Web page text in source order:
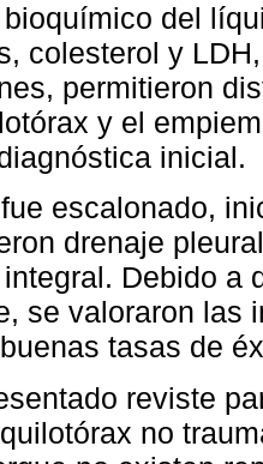
del
colesterol y
permitieron
y el
inicial.
escalonado,
drenaje
Debido a
se valoraron las
tasas de
reviste
no